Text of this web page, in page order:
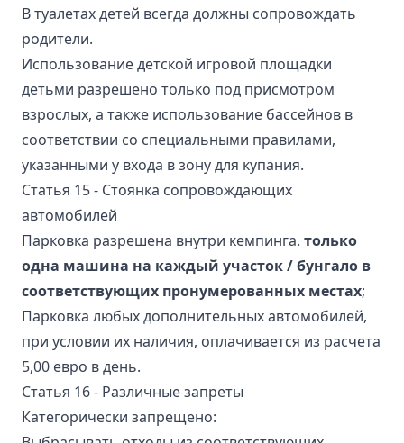
В туалетах детей всегда должны сопровождать
родители.
Использование детской игровой площадки
детьми разрешено только под присмотром
взрослых, а также использование бассейнов в
соответствии со специальными правилами,
указанными у входа в зону для купания.
Статья 15 - Стоянка сопровождающих
автомобилей
Парковка разрешена внутри кемпинга. только
одна машина на каждый участок / бунгало в
соответствующих пронумерованных местах;
Парковка любых дополнительных автомобилей,
при условии их наличия, оплачивается из расчета
5,00 евро в день.
Статья 16 - Различные запреты
Категорически запрещено: